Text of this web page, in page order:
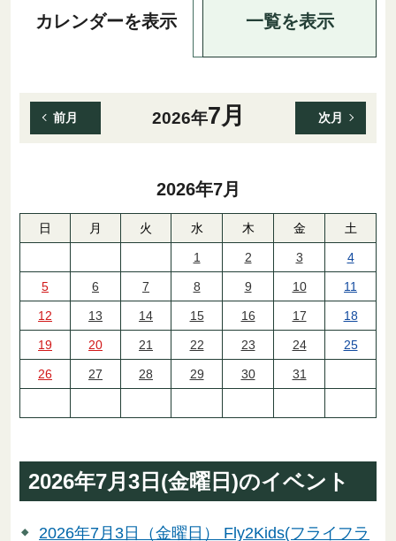
カレンダーを表示 一覧を表示
前月 2026年7月 次月
2026年7月
日 月 火 水 木 金 土
1 2 3 4
5 6 7 8 9 10 11
12 13 14 15 16 17 18
19 20 21 22 23 24 25
26 27 28 29 30 31
2026年7月3日(金曜日)のイベント
2026年7月3日（金曜日） Fly2Kids(フライフラ